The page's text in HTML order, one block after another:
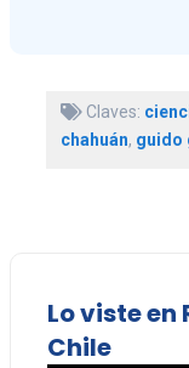
Claves:
chahuán, guido
Lo viste en
Chile